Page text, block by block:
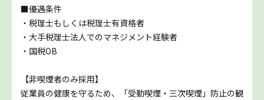
■優遇条件
・税理士もしくは税理士有資格者
・大手税理士法人でのマネジメント経験者
・国税OB
【非喫煙者のみ採用】
従業員の健康を守るため、「受動喫煙・三次喫煙」防止の観